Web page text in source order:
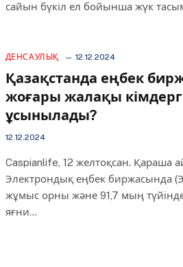
сайын бүкіл ел бойынша жүк
ДЕНСАУЛЫҚ 12.12.2024
Қазақстанда еңбек
жоғары жалақы
ұсынылады?
12.12.2024
Caspianlife, 12 желтоқсан. Қараша
Электрондық еңбек биржасында
жұмыс орны және 91,7 мың
яғни…